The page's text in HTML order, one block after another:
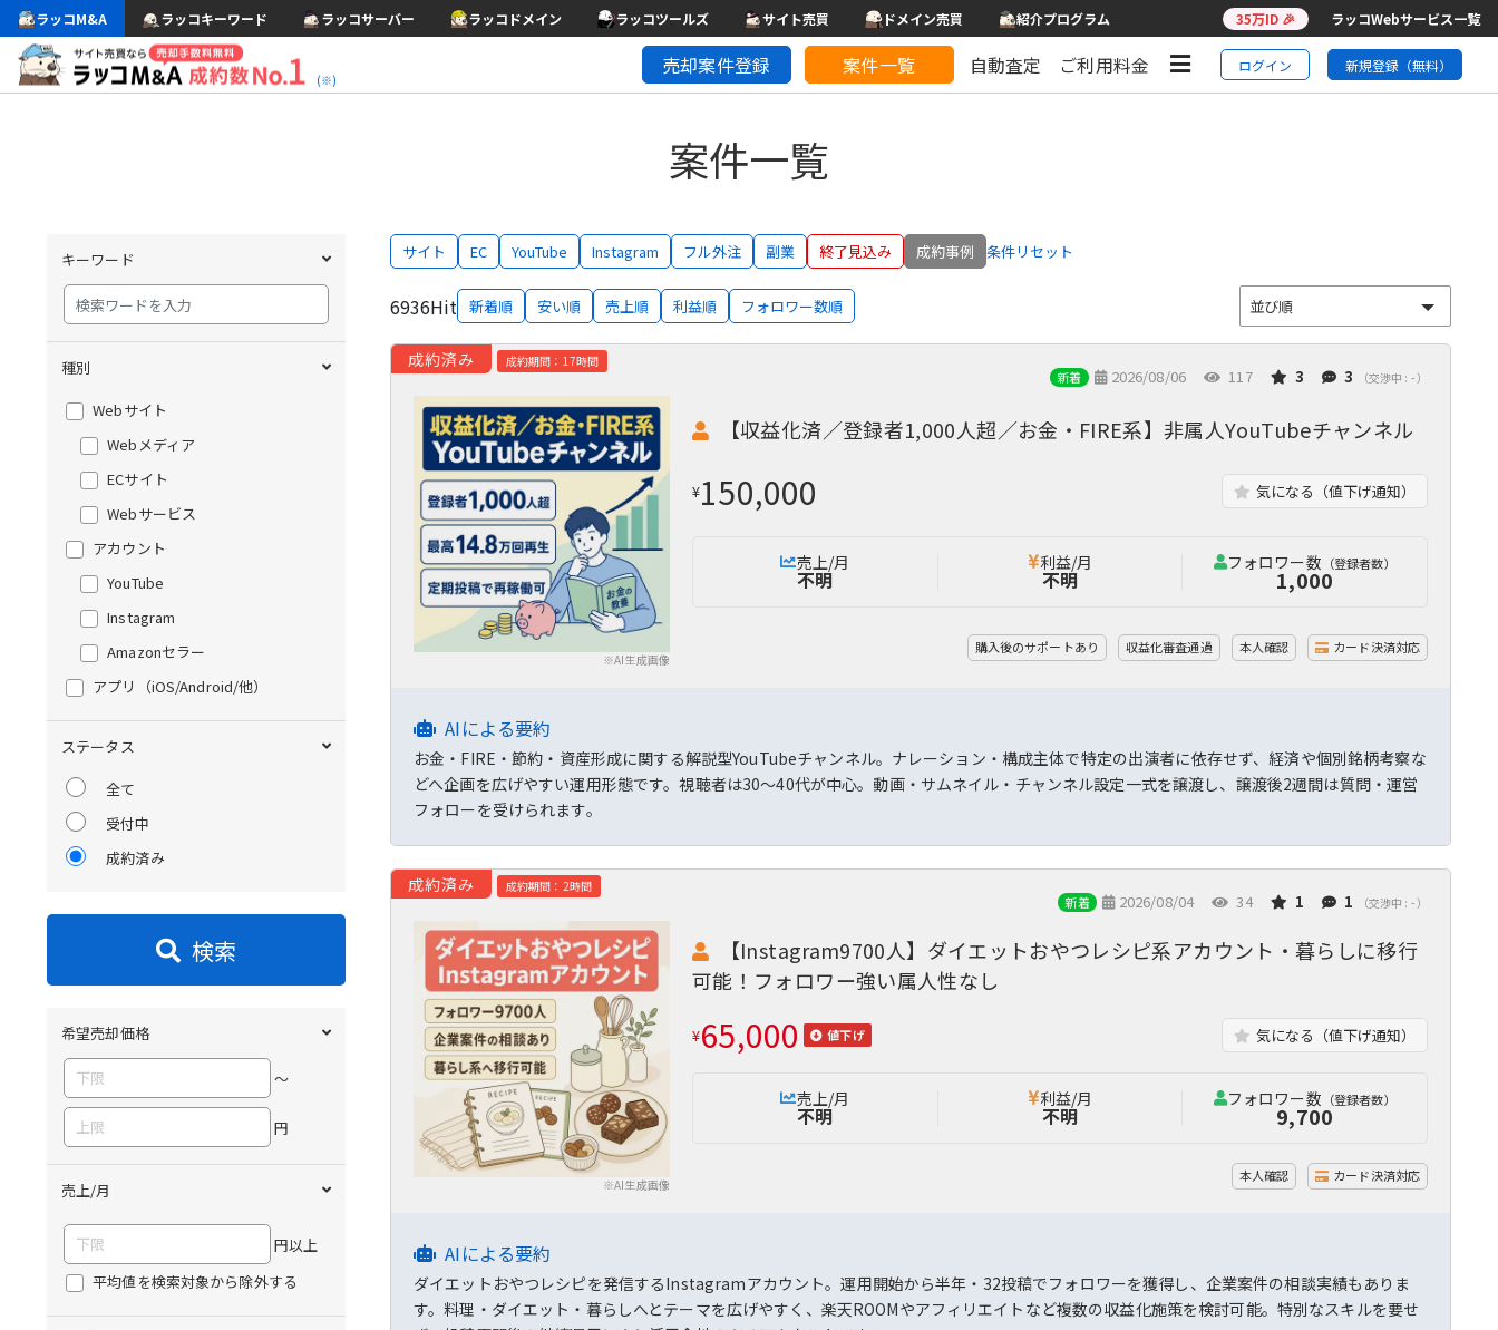
ラッコM&A ラッコキーワード ラッコサーバー ラッコドメイン ラッコツールズ サイト売買 ドメイン売買 紹介プログラム 35万ID 🎉 ラッコWebサービス一覧
(※)
売却案件登録 案件一覧 自動査定 ご利用料金 ログイン 新規登録（無料）
案件一覧
キーワード
種別
Webサイト
Webメディア
ECサイト
Webサービス
アカウント
YouTube
Instagram
Amazonセラー
アプリ
（iOS/Android/他）
ステータス
全て
受付中
成約済み
検索
希望売却価格
〜
円
売上/月
円以上
平均値を検索対象から除外する
サイト EC YouTube Instagram フル外注 副業 終了見込み 成約事例 条件リセット
6936Hit 新着順 安い順 売上順 利益順 フォロワー数順
成約済み 成約期間：17時間
新着 2026/08/06 117 3 3 （交渉中 : - ）
※AI生成画像
【収益化済／登録者1,000人超／お金・FIRE系】非属人YouTubeチャンネル
¥150,000 気になる（値下げ通知）
売上/月
不明
利益/月
不明
フォロワー数 （登録者数）
1,000
購入後のサポートあり 収益化審査通過 本人確認 カード決済対応
AIによる要約
お金・FIRE・節約・資産形成に関する解説型YouTubeチャンネル。ナレーション・構成主体で特定の出演者に依存せず、経済や個別銘柄考察な
どへ企画を広げやすい運用形態です。視聴者は30～40代が中心。動画・サムネイル・チャンネル設定一式を譲渡し、譲渡後2週間は質問・運営
フォローを受けられます。
成約済み 成約期間：2時間
新着 2026/08/04 34 1 1 （交渉中 : - ）
※AI生成画像
【Instagram9700人】ダイエットおやつレシピ系アカウント・暮らしに移行
可能！フォロワー強い属人性なし
¥65,000 値下げ 気になる（値下げ通知）
売上/月
不明
利益/月
不明
フォロワー数 （登録者数）
9,700
本人確認 カード決済対応
AIによる要約
ダイエットおやつレシピを発信するInstagramアカウント。運用開始から半年・32投稿でフォロワーを獲得し、企業案件の相談実績もありま
す。料理・ダイエット・暮らしへとテーマを広げやすく、楽天ROOMやアフィリエイトなど複数の収益化施策を検討可能。特別なスキルを要せ